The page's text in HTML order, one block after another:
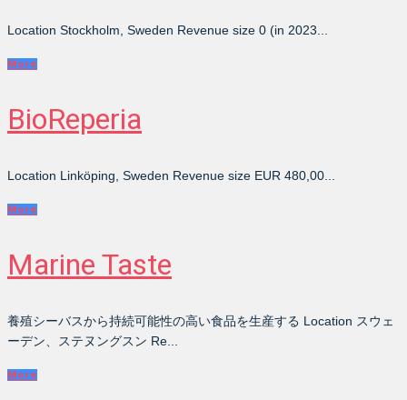
Location Stockholm, Sweden Revenue size 0 (in 2023...
More
BioReperia
Location Linköping, Sweden Revenue size EUR 480,00...
More
Marine Taste
養殖シーバスから持続可能性の高い食品を生産する Location スウェ
ーデン、ステヌングスン Re...
More